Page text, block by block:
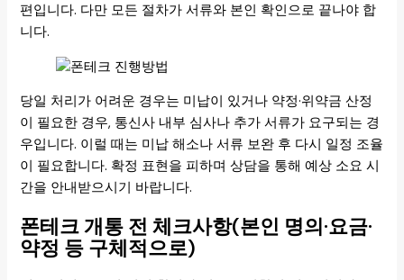
편입니다. 다만 모든 절차가 서류와 본인 확인으로 끝나야 합
니다.
당일 처리가 어려운 경우는 미납이 있거나 약정·위약금 산정
이 필요한 경우, 통신사 내부 심사나 추가 서류가 요구되는 경
우입니다. 이럴 때는 미납 해소나 서류 보완 후 다시 일정 조율
이 필요합니다. 확정 표현을 피하며 상담을 통해 예상 소요 시
간을 안내받으시기 바랍니다.
폰테크 개통 전 체크사항(본인 명의·요금·
약정 등 구체적으로)